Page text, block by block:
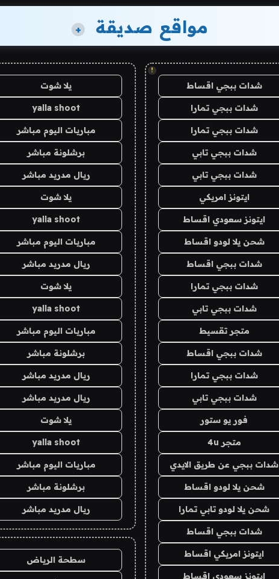
مواقع صديقة +
!
شدات ببجي اقساط
شدات ببجي تمارا
شدات ببجي تمارا
شدات ببجي تابي
شدات ببجي تابي
ايتونز امريكي
ايتونز سعودي اقساط
شحن يلا لودو اقساط
شدات ببجي اقساط
شدات ببجي تمارا
شدات ببجي تابي
متجر تقسيط
شدات ببجي اقساط
شدات ببجي تمارا
شدات ببجي تابي
فور يو ستور
متجر 4u
شدات ببجي عن طريق الايدي
شحن يلا لودو اقساط
شحن يلا لودو تابي تمارا
شدات ببجي اقساط
ايتونز امريكي اقساط
ايتونز سعودي اقساط
يلا شوت
yalla shoot
مباريات اليوم مباشر
برشلونة مباشر
ريال مدريد مباشر
يلا شوت
yalla shoot
مباريات اليوم مباشر
ريال مدريد مباشر
يلا شوت
yalla shoot
مباريات اليوم مباشر
برشلونة مباشر
ريال مدريد مباشر
ريال مدريد مباشر
يلا شوت
yalla shoot
مباريات اليوم مباشر
برشلونة مباشر
ريال مدريد مباشر
سطحة الرياض